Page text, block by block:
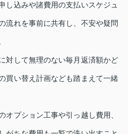
し込みや諸費用の支払いスケジュ
流れを事前に共有し、不安や疑問
対して無理のない毎月返済額かど
買い替え計画なども踏まえて一緒
オプション工事や引っ越し費用、